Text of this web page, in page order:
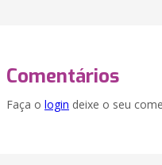
Comentários
Faça o login deixe o seu